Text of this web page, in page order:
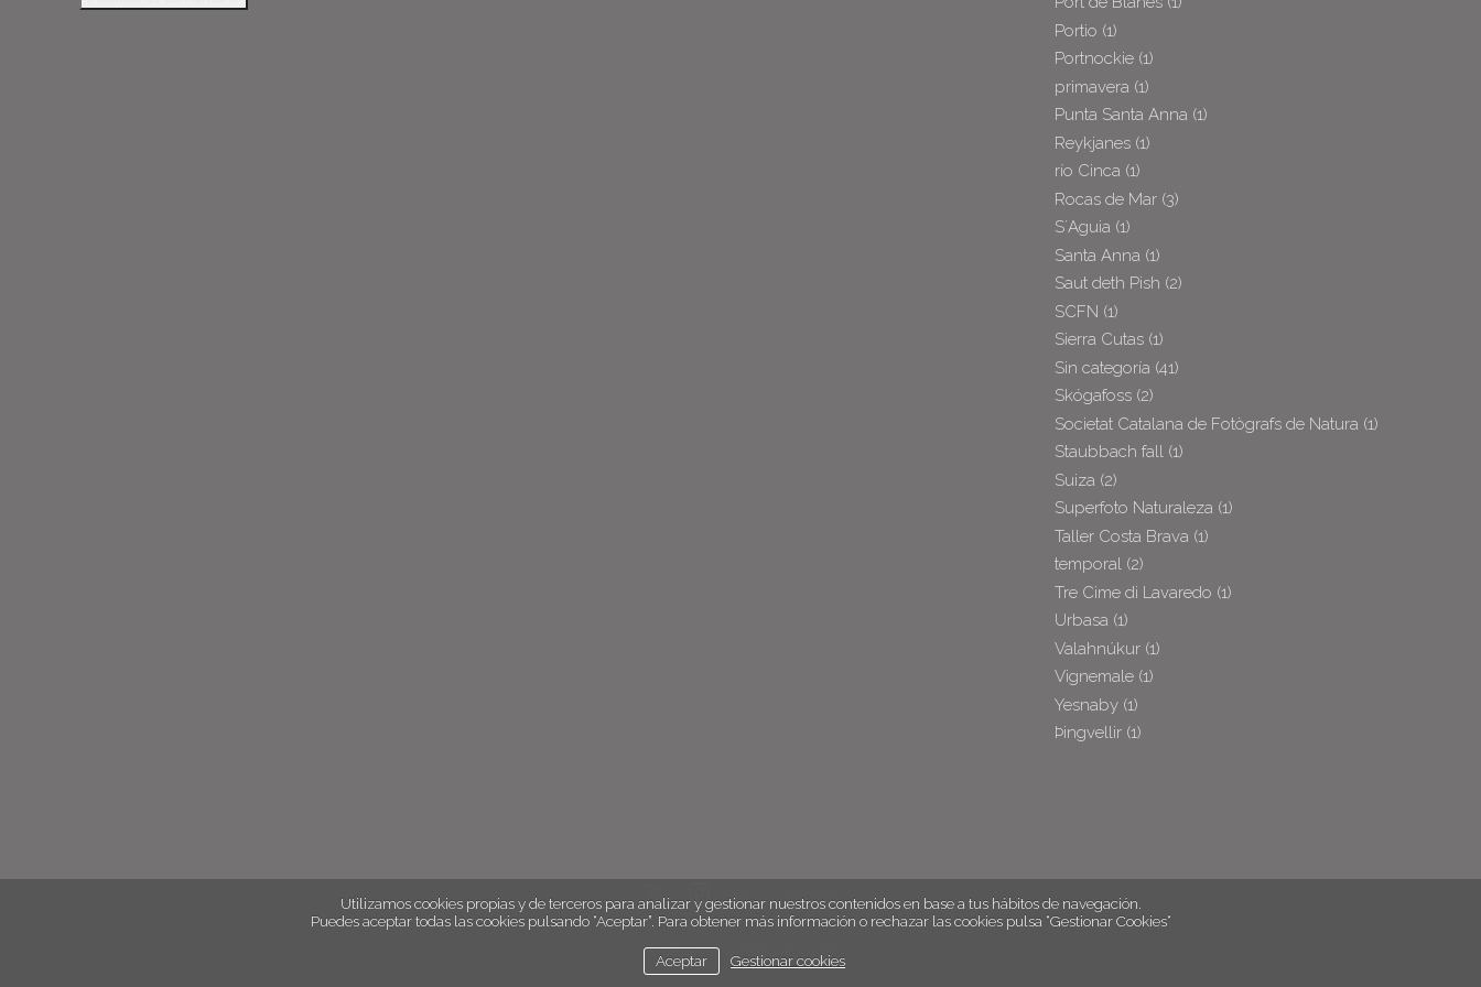
Portio (1)
Portnockie (1)
primavera (1)
Punta Santa Anna (1)
Reykjanes (1)
río Cinca (1)
Rocas de Mar (3)
S´Aguia (1)
Santa Anna (1)
Saut deth Pish (2)
SCFN (1)
Sierra Cutas (1)
Sin categoría (41)
Skógafoss (2)
Societat Catalana de Fotògrafs de Natura (1)
Staubbach fall (1)
Suiza (2)
Superfoto Naturaleza (1)
Taller Costa Brava (1)
temporal (2)
Tre Cime di Lavaredo (1)
Urbasa (1)
Valahnúkur (1)
Vignemale (1)
Yesnaby (1)
Þingvellir (1)
english
aviso legal política de cookies
Utilizamos cookies propias y de terceros para analizar y gestionar nuestros contenidos en base a tus hábitos de navegación.
Puedes aceptar todas las cookies pulsando “Aceptar”. Para obtener más información o rechazar las cookies pulsa “Gestionar Cookies“
Aceptar Gestionar cookies